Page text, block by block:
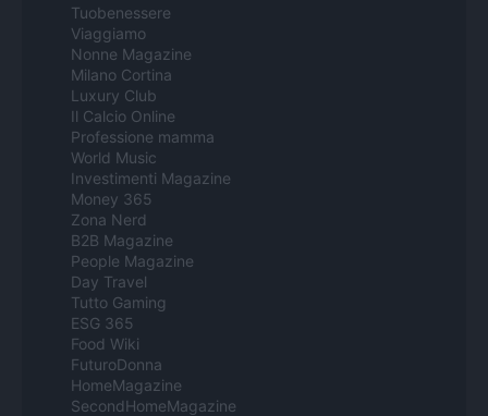
Tuobenessere
Viaggiamo
Nonne Magazine
Milano Cortina
Luxury Club
Il Calcio Online
Professione mamma
World Music
Investimenti Magazine
Money 365
Zona Nerd
B2B Magazine
People Magazine
Day Travel
Tutto Gaming
ESG 365
Food Wiki
FuturoDonna
HomeMagazine
SecondHomeMagazine